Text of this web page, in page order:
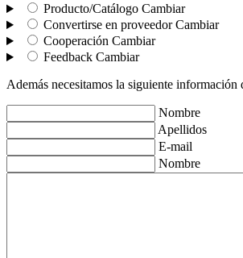
Producto/Catálogo Cambiar
Convertirse en proveedor Cambiar
Cooperación Cambiar
Feedback Cambiar
Además necesitamos la siguiente información
Nombre
Apellidos
E-mail
Nombre